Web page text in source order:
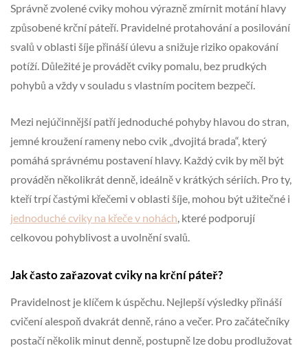
Správně zvolené cviky mohou výrazně zmírnit motání hlavy
způsobené krční páteří. Pravidelné protahování a posilování
svalů v oblasti šíje přináší úlevu a snižuje riziko opakování
potíží. Důležité je provádět cviky pomalu, bez prudkých
pohybů a vždy v souladu s vlastním pocitem bezpečí.
Mezi nejúčinnější patří jednoduché pohyby hlavou do stran,
jemné kroužení rameny nebo cvik „dvojitá brada“, který
pomáhá správnému postavení hlavy. Každý cvik by měl být
prováděn několikrát denně, ideálně v krátkých sériích. Pro ty,
kteří trpí častými křečemi v oblasti šíje, mohou být užitečné i
jednoduché cviky na křeče v nohách, které podporují
celkovou pohyblivost a uvolnění svalů.
Jak často zařazovat cviky na krční páteř?
Pravidelnost je klíčem k úspěchu. Nejlepší výsledky přináší
cvičení alespoň dvakrát denně, ráno a večer. Pro začátečníky
postačí několik minut denně, postupně lze dobu prodlužovat